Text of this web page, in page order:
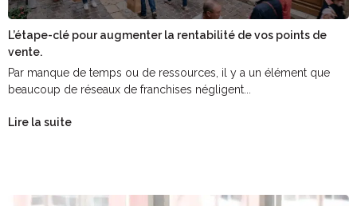
L’étape-clé pour augmenter la rentabilité de vos points de
vente.
Par manque de temps ou de ressources, il y a un élément que
beaucoup de réseaux de franchises négligent...
Lire la suite